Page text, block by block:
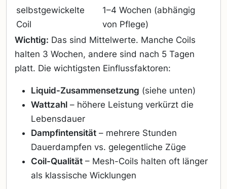
selbstgewickelte
Coil
1–4 Wochen (abhängig
von Pflege)
Wichtig: Das sind Mittelwerte. Manche Coils
halten 3 Wochen, andere sind nach 5 Tagen
platt. Die wichtigsten Einflussfaktoren:
Liquid-Zusammensetzung (siehe unten)
Wattzahl – höhere Leistung verkürzt die
Lebensdauer
Dampfintensität – mehrere Stunden
Dauerdampfen vs. gelegentliche Züge
Coil-Qualität – Mesh-Coils halten oft länger
als klassische Wicklungen